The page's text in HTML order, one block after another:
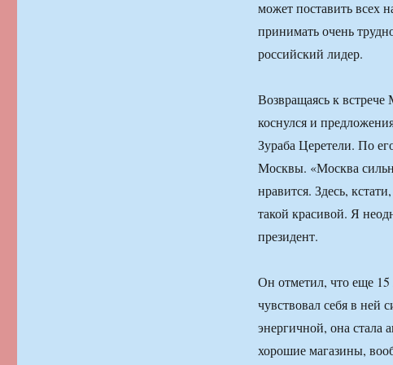
может поставить всех
принимать очень
российский лидер.
Возвращаясь к
коснулся и
Зураба Церетели. По
Москвы. «Москва
нравится. Здесь,
такой красивой. Я
президент.
Он отметил, что еще 15
чувствовал себя в ней
энергичной, она стала
хорошие магазины,